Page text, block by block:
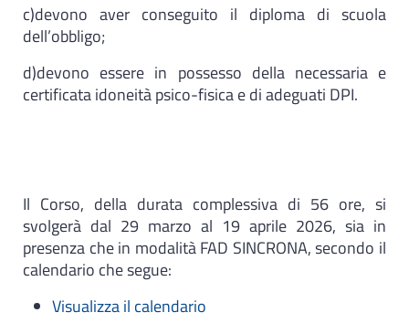
c)devono aver conseguito il diploma di scuola
dell’obbligo;
d)devono essere in possesso della necessaria e
certificata idoneità psico-fisica e di adeguati DPI.
Il Corso, della durata complessiva di 56 ore, si
svolgerà dal 29 marzo al 19 aprile 2026, sia in
presenza che in modalità FAD SINCRONA, secondo il
calendario che segue:
Visualizza il calendario